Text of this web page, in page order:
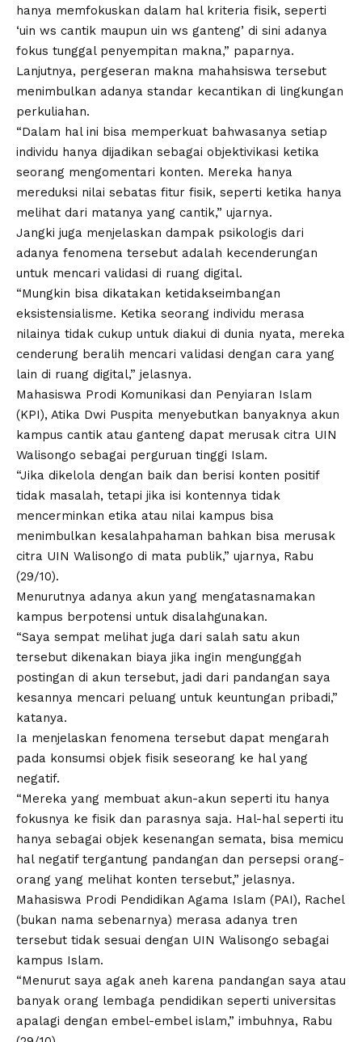
hanya memfokuskan dalam hal kriteria fisik, seperti
‘uin ws cantik maupun uin ws ganteng’ di sini adanya
fokus tunggal penyempitan makna,” paparnya.
Lanjutnya, pergeseran makna mahahsiswa tersebut
menimbulkan adanya standar kecantikan di lingkungan
perkuliahan.
“Dalam hal ini bisa memperkuat bahwasanya setiap
individu hanya dijadikan sebagai objektivikasi ketika
seorang mengomentari konten. Mereka hanya
mereduksi nilai sebatas fitur fisik, seperti ketika hanya
melihat dari matanya yang cantik,” ujarnya.
Jangki juga menjelaskan dampak psikologis dari
adanya fenomena tersebut adalah kecenderungan
untuk mencari validasi di ruang digital.
“Mungkin bisa dikatakan ketidakseimbangan
eksistensialisme. Ketika seorang individu merasa
nilainya tidak cukup untuk diakui di dunia nyata, mereka
cenderung beralih mencari validasi dengan cara yang
lain di ruang digital,” jelasnya.
Mahasiswa Prodi Komunikasi dan Penyiaran Islam
(KPI), Atika Dwi Puspita menyebutkan banyaknya akun
kampus cantik atau ganteng dapat merusak citra UIN
Walisongo sebagai perguruan tinggi Islam.
“Jika dikelola dengan baik dan berisi konten positif
tidak masalah, tetapi jika isi kontennya tidak
mencerminkan etika atau nilai kampus bisa
menimbulkan kesalahpahaman bahkan bisa merusak
citra UIN Walisongo di mata publik,” ujarnya, Rabu
(29/10).
Menurutnya adanya akun yang mengatasnamakan
kampus berpotensi untuk disalahgunakan.
“Saya sempat melihat juga dari salah satu akun
tersebut dikenakan biaya jika ingin mengunggah
postingan di akun tersebut, jadi dari pandangan saya
kesannya mencari peluang untuk keuntungan pribadi,”
katanya.
Ia menjelaskan fenomena tersebut dapat mengarah
pada konsumsi objek fisik seseorang ke hal yang
negatif.
“Mereka yang membuat akun-akun seperti itu hanya
fokusnya ke fisik dan parasnya saja. Hal-hal seperti itu
hanya sebagai objek kesenangan semata, bisa memicu
hal negatif tergantung pandangan dan persepsi orang-
orang yang melihat konten tersebut,” jelasnya.
Mahasiswa Prodi Pendidikan Agama Islam (PAI), Rachel
(bukan nama sebenarnya) merasa adanya tren
tersebut tidak sesuai dengan UIN Walisongo sebagai
kampus Islam.
“Menurut saya agak aneh karena pandangan saya atau
banyak orang lembaga pendidikan seperti universitas
apalagi dengan embel-embel islam,” imbuhnya, Rabu